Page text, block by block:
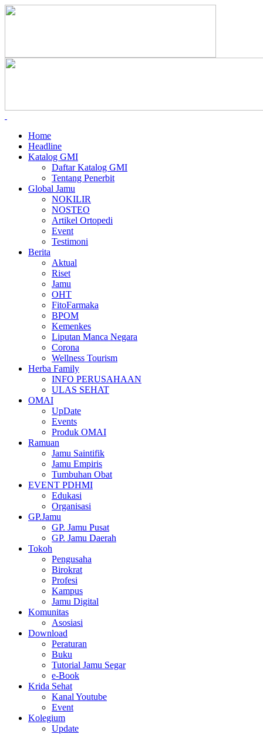
Home
Headline
Katalog GMI
Daftar Katalog GMI
Tentang Penerbit
Global Jamu
NOKILIR
NOSTEO
Artikel Ortopedi
Event
Testimoni
Berita
Aktual
Riset
Jamu
OHT
FitoFarmaka
BPOM
Kemenkes
Liputan Manca Negara
Corona
Wellness Tourism
Herba Family
INFO PERUSAHAAN
ULAS SEHAT
OMAI
UpDate
Events
Produk OMAI
Ramuan
Jamu Saintifik
Jamu Empiris
Tumbuhan Obat
EVENT PDHMI
Edukasi
Organisasi
GP.Jamu
GP. Jamu Pusat
GP. Jamu Daerah
Tokoh
Pengusaha
Birokrat
Profesi
Kampus
Jamu Digital
Komunitas
Asosiasi
Download
Peraturan
Buku
Tutorial Jamu Segar
e-Book
Krida Sehat
Kanal Youtube
Event
Kolegium
Update